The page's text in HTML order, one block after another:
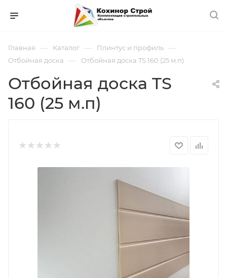
Главная — Каталог — Плинтус и профиль —
Отбойная доска — Отбойная доска TS 160 (25 м.п)
Отбойная доска TS
160 (25 м.п)